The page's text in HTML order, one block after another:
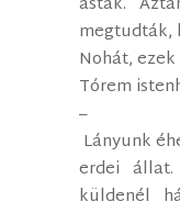
megtudták,
Nohát,
Tórem
–
Lányunk
erdei állat.
küldenél